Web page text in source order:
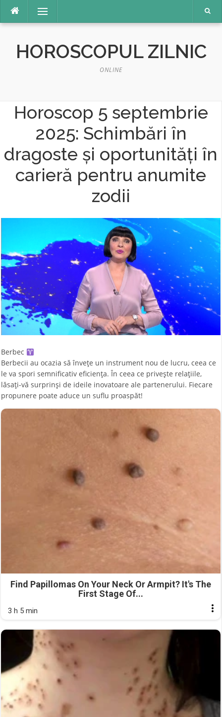
conținut
Meniu
HOROSCOPUL ZILNIC
ONLINE
Horoscop 5 septembrie
2025: Schimbări în
dragoste și oportunități în
carieră pentru anumite
zodii
Berbec
Berbecii au ocazia să învețe un instrument nou de lucru, ceea ce
le va spori semnificativ eficiența. În ceea ce privește relațiile,
lăsați-vă surprinși de ideile inovatoare ale partenerului. Fiecare
propunere poate aduce un suflu proaspăt!
Find Papillomas On Your Neck Or Armpit? It's The
First Stage Of...
3 h 5 min